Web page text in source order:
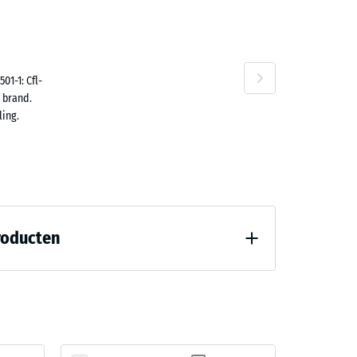
1: Cfl-